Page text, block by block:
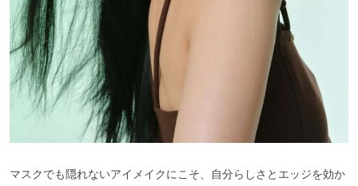
マスクでも隠れないアイメイクにこそ、自分らしさとエッジを効か